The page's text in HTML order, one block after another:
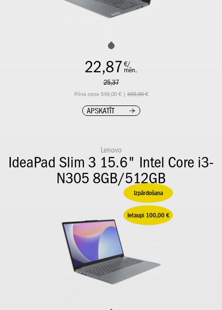
22,87 €/
mēn.
25,37
Pilna cena 549,00 € |609,00 €
APSKATĪT
Lenovo
IdeaPad Slim 3 15.6" Intel Core i3-
N305 8GB/512GB
Izpārdošana
Ietaupi 100,00 €